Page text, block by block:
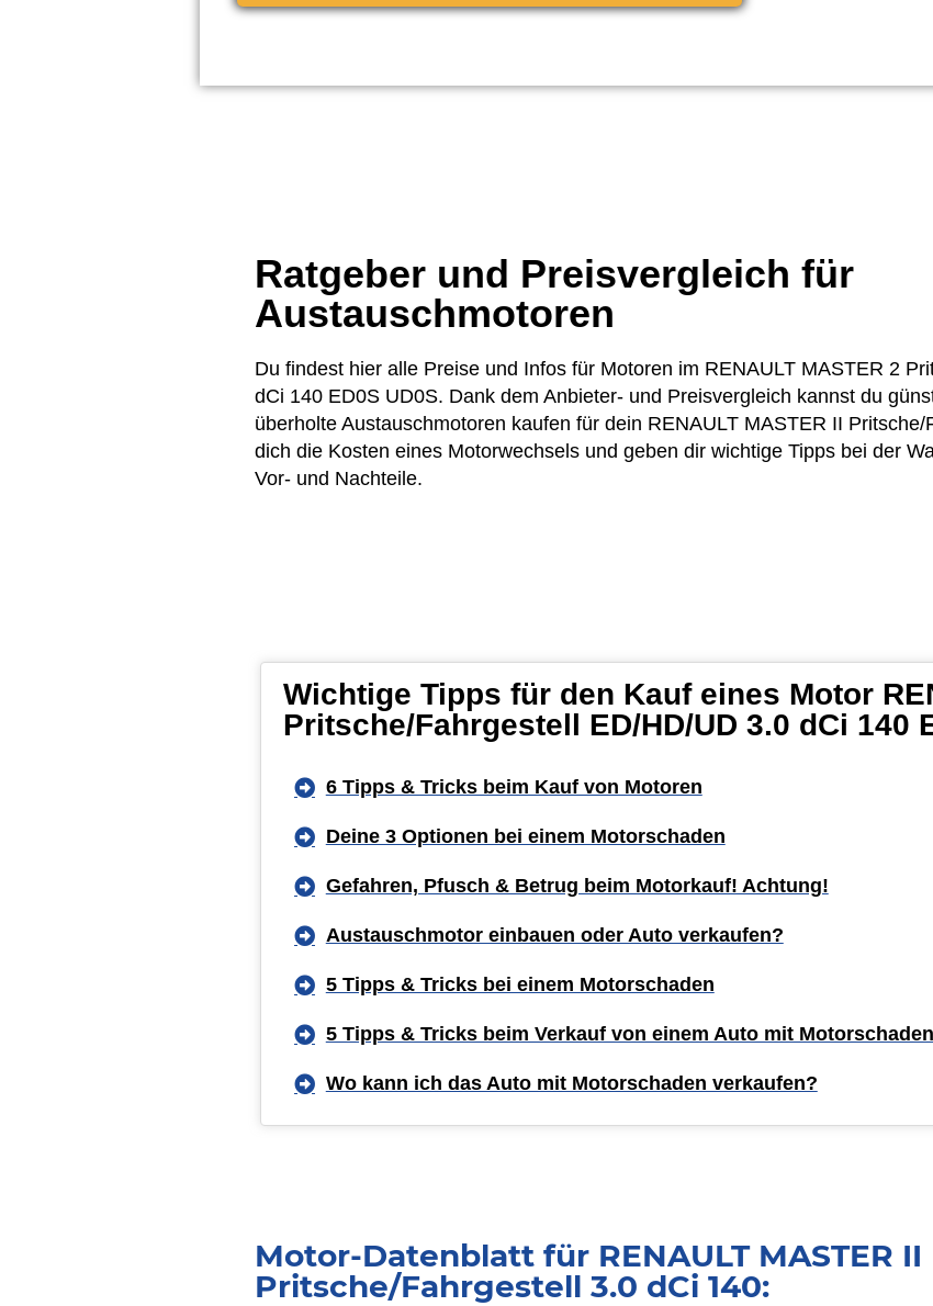
Ratgeber und Preisvergleich für
Austauschmotoren
Du findest hier alle Preise und Infos für Motoren im RENAULT MASTER 2
dCi 140 ED0S UD0S. Dank dem Anbieter- und Preisvergleich kannst du
überholte Austauschmotoren kaufen für dein RENAULT MASTER II
dich die Kosten eines Motorwechsels und geben dir wichtige Tipps bei der
Vor- und Nachteile.
Wichtige Tipps für den Kauf eines Motor
Pritsche/Fahrgestell ED/HD/UD 3.0 dCi 140
6 Tipps & Tricks beim Kauf von Motoren
Deine 3 Optionen bei einem Motorschaden
Gefahren, Pfusch & Betrug beim Motorkauf! Achtung!
Austauschmotor einbauen oder Auto verkaufen?
5 Tipps & Tricks bei einem Motorschaden
5 Tipps & Tricks beim Verkauf von einem Auto mit Motorschaden
Wo kann ich das Auto mit Motorschaden verkaufen?
Motor-Datenblatt für RENAULT MASTER II
Pritsche/Fahrgestell 3.0 dCi 140: